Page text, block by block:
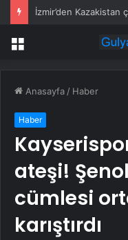
Menü
Anasayfa / Haber
Haber
ateşi!
cümlesi
karıştırdı